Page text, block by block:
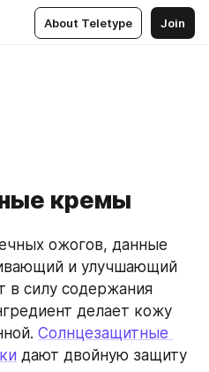
About Teletype Join
кремы
ожогов, данные
и улучшающий
в силу содержания
делает кожу
Солнцезащитные
дают двойную защиту